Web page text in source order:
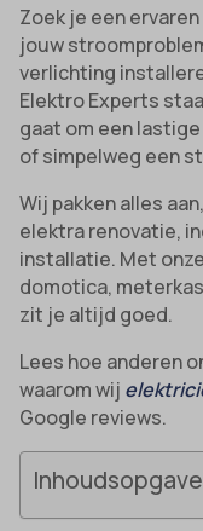
Zoek je een
jouw
verlichting
Elektro Experts
gaat om een
of simpelweg een
Wij pakken alles
elektra renovatie,
installatie. Met
domotica,
zit je altijd goed.
Lees hoe anderen
waarom wij
Google reviews.